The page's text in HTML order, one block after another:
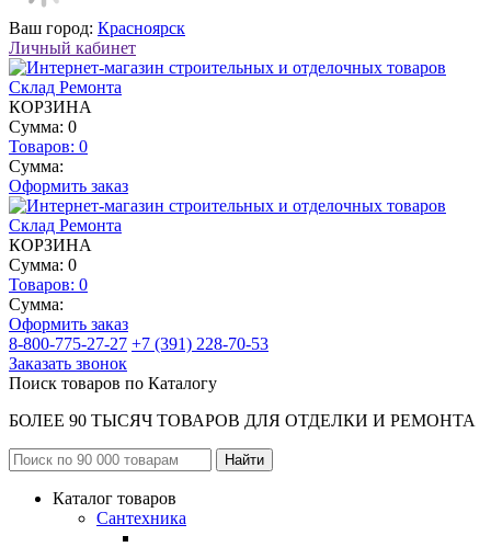
Ваш город: Красноярск
Личный кабинет
КОРЗИНА
Сумма: 0
Товаров: 0
Сумма:
Оформить заказ
КОРЗИНА
Сумма: 0
Товаров: 0
Сумма:
Оформить заказ
8-800-775-27-27 +7 (391) 228-70-53
Заказать звонок
Поиск товаров по Каталогу
БОЛЕЕ 90 ТЫСЯЧ ТОВАРОВ ДЛЯ ОТДЕЛКИ И РЕМОНТА
Каталог товаров
Сантехника